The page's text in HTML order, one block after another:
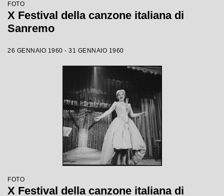
FOTO
X Festival della canzone italiana di
Sanremo
26 GENNAIO 1960 - 31 GENNAIO 1960
FOTO
X Festival della canzone italiana di